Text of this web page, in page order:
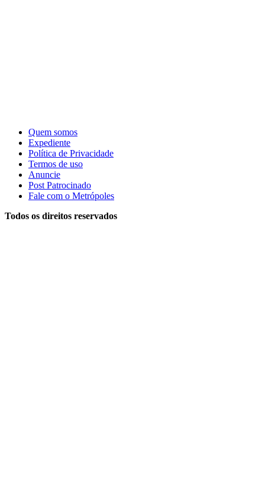
Quem somos
Expediente
Política de Privacidade
Termos de uso
Anuncie
Post Patrocinado
Fale com o Metrópoles
Todos os direitos reservados